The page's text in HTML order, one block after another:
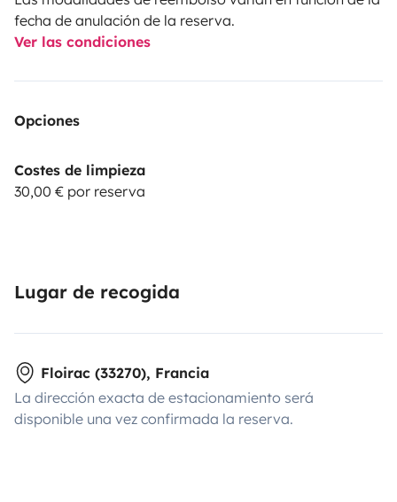
fecha de anulación de la reserva.
Ver las condiciones
Opciones
Costes de limpieza
30,00 € por reserva
Lugar de recogida
Floirac (33270), Francia
La dirección exacta de estacionamiento será
disponible una vez confirmada la reserva.